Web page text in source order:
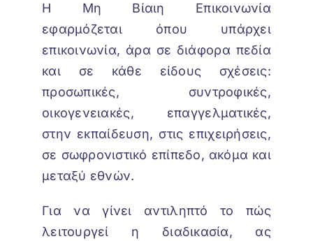
Η Μη Βίαιη Επικοινωνία
εφαρμόζεται όπου υπάρχει
επικοινωνία, άρα σε διάφορα πεδία
και σε κάθε είδους σχέσεις:
προσωπικές, συντροφικές,
οικογενειακές, επαγγελματικές,
στην εκπαίδευση, στις επιχειρήσεις,
σε σωφρονιστικό επίπεδο, ακόμα και
μεταξύ εθνών.
Για να γίνει αντιληπτό το πώς
λειτουργεί η διαδικασία, ας